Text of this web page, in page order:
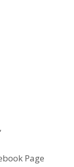
,
Page